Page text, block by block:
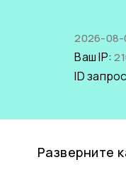
2026-08-
Ваш IP:
ID
Разверните